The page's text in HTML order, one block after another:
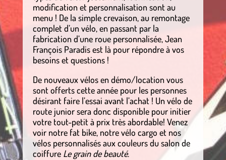
modification et personnalisation sont au
menu ! De la simple crevaison, au remontage
complet d’un vélo, en passant par la
fabrication d’une roue personnalisée, Jean
François Paradis est là pour répondre à vos
besoins et questions !
De nouveaux vélos en démo/location vous
sont offerts cette année pour les personnes
désirant faire l’essai avant l’achat ! Un vélo de
route junior sera donc disponible pour initier
votre tout-petit à prix très abordable! Venez
voir notre fat bike, notre vélo cargo et nos
vélos personnalisés aux couleurs du salon de
coiffureLe grain de beauté.